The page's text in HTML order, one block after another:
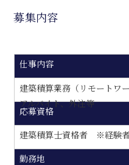
募集内容
仕事内容
建築積算業務（リモートワ
アルバイト、外注等
応募資格
建築積算士資格者 ※経験
勤務地